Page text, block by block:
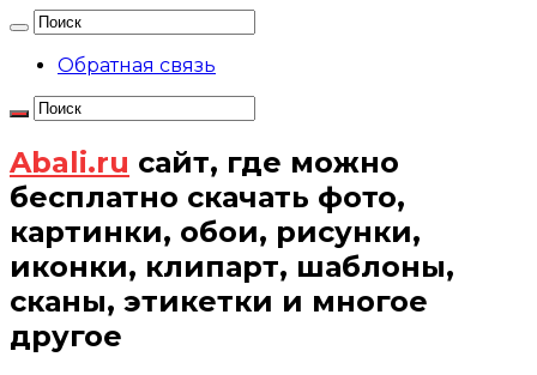
Обратная связь
Abali.ru сайт, где можно
бесплатно скачать фото,
картинки, обои, рисунки,
иконки, клипарт, шаблоны,
сканы, этикетки и многое
другое